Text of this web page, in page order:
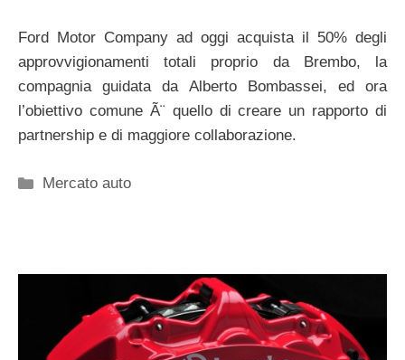
Ford Motor Company ad oggi acquista il 50% degli
approvvigionamenti totali proprio da Brembo, la
compagnia guidata da Alberto Bombassei, ed ora
l’obiettivo comune Ã¨ quello di creare un rapporto di
partnership e di maggiore collaborazione.
Categorie
Mercato auto